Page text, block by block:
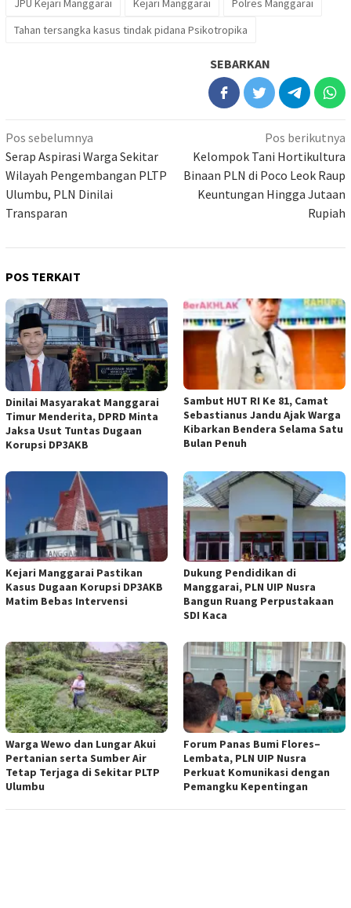
JPU Kejari Manggarai Kejari Manggarai
Polres Manggarai
Tahan tersangka kasus tindak pidana Psikotropika
SEBARKAN
Navigasi
pos
Pos sebelumnya
Serap Aspirasi Warga Sekitar
Wilayah Pengembangan PLTP
Ulumbu, PLN Dinilai
Transparan
Pos berikutnya
Kelompok Tani Hortikultura
Binaan PLN di Poco Leok Raup
Keuntungan Hingga Jutaan
Rupiah
POS TERKAIT
Dinilai Masyarakat Manggarai
Timur Menderita, DPRD Minta
Jaksa Usut Tuntas Dugaan
Korupsi DP3AKB
Sambut HUT RI Ke 81, Camat
Sebastianus Jandu Ajak Warga
Kibarkan Bendera Selama Satu
Bulan Penuh
Kejari Manggarai Pastikan
Kasus Dugaan Korupsi DP3AKB
Matim Bebas Intervensi
Dukung Pendidikan di
Manggarai, PLN UIP Nusra
Bangun Ruang Perpustakaan
SDI Kaca
Warga Wewo dan Lungar Akui
Pertanian serta Sumber Air
Tetap Terjaga di Sekitar PLTP
Ulumbu
Forum Panas Bumi Flores–
Lembata, PLN UIP Nusra
Perkuat Komunikasi dengan
Pemangku Kepentingan